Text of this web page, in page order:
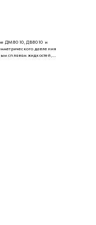
ДМ8010, ДВ8010 и
давления
сплавам жидкостей,